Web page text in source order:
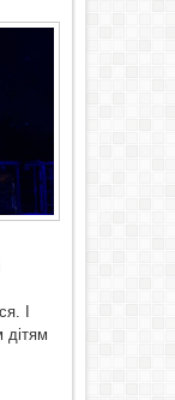
І
дітям